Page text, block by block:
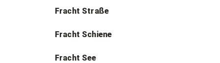
Fracht Straße
Fracht Schiene
Fracht See